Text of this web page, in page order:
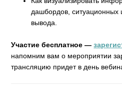
дашбордов, ситуационных
вывода.
Участие бесплатное —
напомним вам о мероприятии
трансляцию придет в день